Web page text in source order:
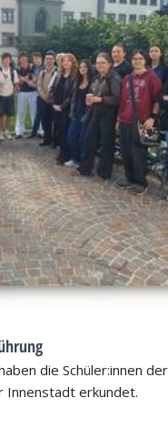
die Schüler:innen der
Innenstadt erkundet.